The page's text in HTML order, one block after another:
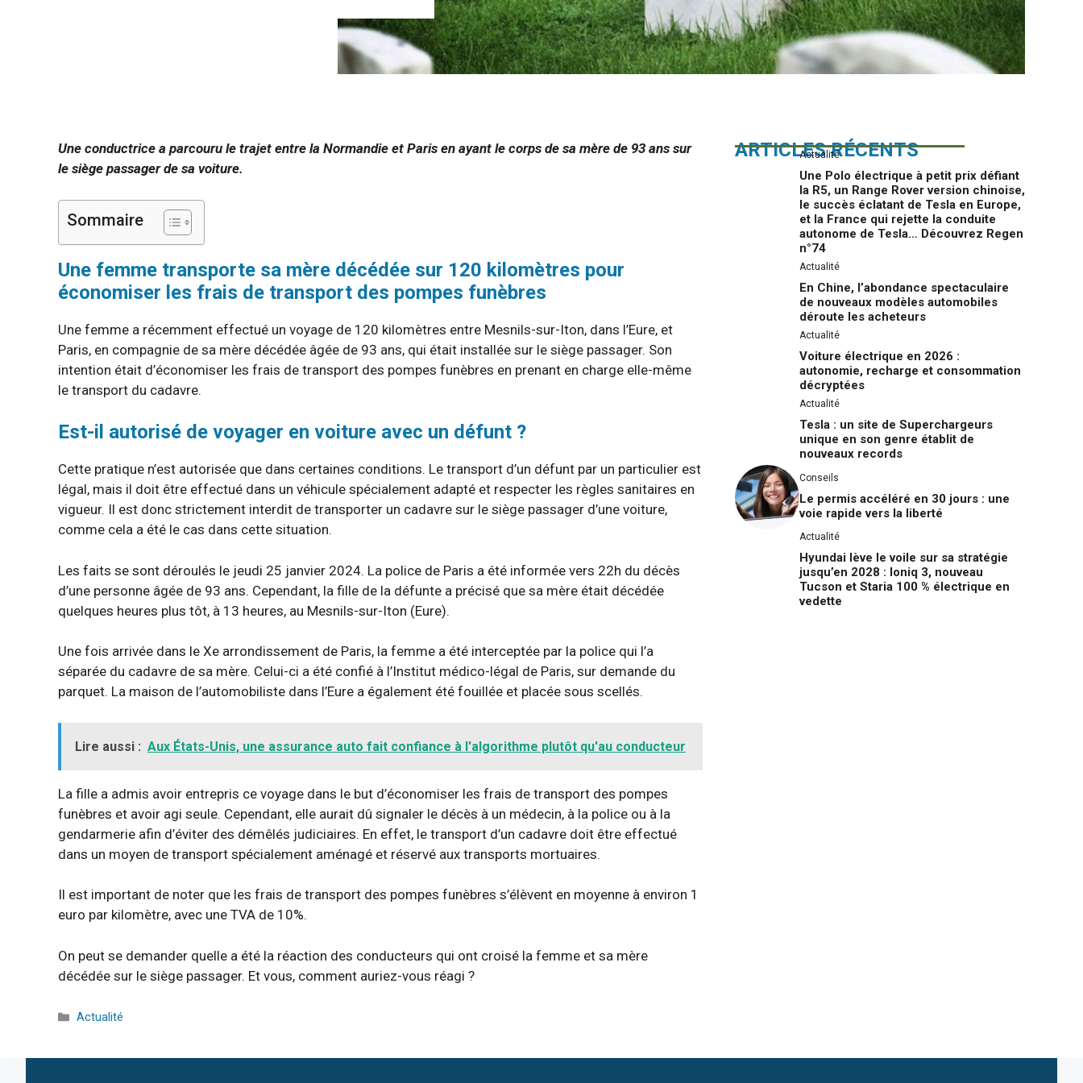
Une conductrice a parcouru le trajet entre la Normandie et Paris en ayant le corps de sa mère de 93 ans sur
le siège passager de sa voiture.
Sommaire
Une femme transporte sa mère décédée sur 120 kilomètres pour
économiser les frais de transport des pompes funèbres
Une femme a récemment effectué un voyage de 120 kilomètres entre Mesnils-sur-Iton, dans l’Eure, et
Paris, en compagnie de sa mère décédée âgée de 93 ans, qui était installée sur le siège passager. Son
intention était d’économiser les frais de transport des pompes funèbres en prenant en charge elle-même
le transport du cadavre.
Est-il autorisé de voyager en voiture avec un défunt ?
Cette pratique n’est autorisée que dans certaines conditions. Le transport d’un défunt par un particulier est
légal, mais il doit être effectué dans un véhicule spécialement adapté et respecter les règles sanitaires en
vigueur. Il est donc strictement interdit de transporter un cadavre sur le siège passager d’une voiture,
comme cela a été le cas dans cette situation.
Les faits se sont déroulés le jeudi 25 janvier 2024. La police de Paris a été informée vers 22h du décès
d’une personne âgée de 93 ans. Cependant, la fille de la défunte a précisé que sa mère était décédée
quelques heures plus tôt, à 13 heures, au Mesnils-sur-Iton (Eure).
Une fois arrivée dans le Xe arrondissement de Paris, la femme a été interceptée par la police qui l’a
séparée du cadavre de sa mère. Celui-ci a été confié à l’Institut médico-légal de Paris, sur demande du
parquet. La maison de l’automobiliste dans l’Eure a également été fouillée et placée sous scellés.
Lire aussi : Aux États-Unis, une assurance auto fait confiance à l'algorithme plutôt qu'au conducteur
La fille a admis avoir entrepris ce voyage dans le but d’économiser les frais de transport des pompes
funèbres et avoir agi seule. Cependant, elle aurait dû signaler le décès à un médecin, à la police ou à la
gendarmerie afin d’éviter des démêlés judiciaires. En effet, le transport d’un cadavre doit être effectué
dans un moyen de transport spécialement aménagé et réservé aux transports mortuaires.
Il est important de noter que les frais de transport des pompes funèbres s’élèvent en moyenne à environ 1
euro par kilomètre, avec une TVA de 10%.
On peut se demander quelle a été la réaction des conducteurs qui ont croisé la femme et sa mère
décédée sur le siège passager. Et vous, comment auriez-vous réagi ?
Catégories
Actualité
ARTICLES RÉCENTS
Actualité
Une Polo électrique à petit prix défiant
la R5, un Range Rover version chinoise,
le succès éclatant de Tesla en Europe,
et la France qui rejette la conduite
autonome de Tesla… Découvrez Regen
n°74
Actualité
En Chine, l’abondance spectaculaire
de nouveaux modèles automobiles
déroute les acheteurs
Actualité
Voiture électrique en 2026 :
autonomie, recharge et consommation
décryptées
Actualité
Tesla : un site de Superchargeurs
unique en son genre établit de
nouveaux records
Conseils
Le permis accéléré en 30 jours : une
voie rapide vers la liberté
Actualité
Hyundai lève le voile sur sa stratégie
jusqu’en 2028 : Ioniq 3, nouveau
Tucson et Staria 100 % électrique en
vedette